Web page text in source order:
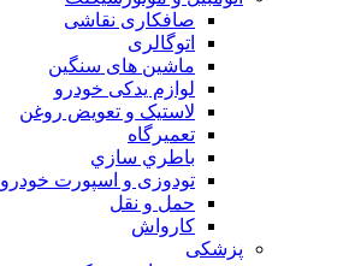
صافکاری نقاشی
اتوگالری
ماشین های سنگین
لوازم یدکی خودرو
لاستیک و تعویض روغن
تعميرگاه
باطري سازي
تودوزی و اسپورت خودرو
حمل و نقل
کارواش
پزشکی